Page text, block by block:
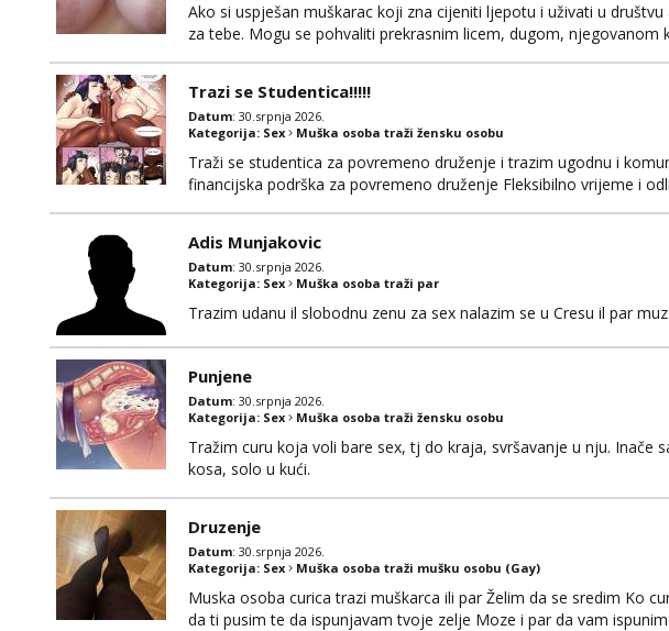
Ako si uspješan muškarac koji zna cijeniti ljepotu i uživati u
za tebe. Mogu se pohvaliti prekrasnim licem, dugom,
Trazi se Studentica!!!!!
Datum: 30.srpnja 2026.
Kategorija: Sex Muška osoba traži žensku osobu
Traži se studentica za povremeno druženje i trazim ugodnu i
financijska podrška za povremeno druženje Fleksibilno vrijeme i
Adis Munjakovic
Datum: 30.srpnja 2026.
Kategorija: Sex Muška osoba traži par
Trazim udanu il slobodnu zenu za sex nalazim se u Cresu il par
Punjene
Datum: 30.srpnja 2026.
Kategorija: Sex Muška osoba traži žensku osobu
Tražim curu koja voli bare sex, tj do kraja, svršavanje u nju. Inače
kosa, solo u kući.
Druzenje
Datum: 30.srpnja 2026.
Kategorija: Sex Muška osoba traži mušku osobu (Gay)
Muska osoba curica trazi muškarca ili par Želim da se sredim Ko
da ti pusim te da ispunjavam tvoje zelje Moze i par da vam